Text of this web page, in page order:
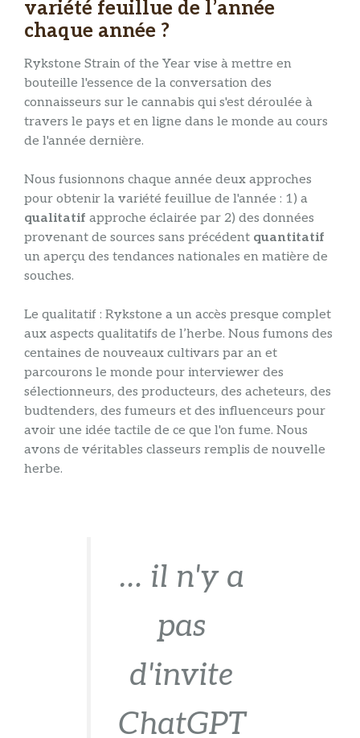
variété feuillue de l’année
chaque année ?
Rykstone Strain of the Year vise à mettre en
bouteille l'essence de la conversation des
connaisseurs sur le cannabis qui s'est déroulée à
travers le pays et en ligne dans le monde au cours
de l'année dernière.
Nous fusionnons chaque année deux approches
pour obtenir la variété feuillue de l'année : 1) a
qualitatif approche éclairée par 2) des données
provenant de sources sans précédent quantitatif
un aperçu des tendances nationales en matière de
souches.
Le qualitatif : Rykstone a un accès presque complet
aux aspects qualitatifs de l’herbe. Nous fumons des
centaines de nouveaux cultivars par an et
parcourons le monde pour interviewer des
sélectionneurs, des producteurs, des acheteurs, des
budtenders, des fumeurs et des influenceurs pour
avoir une idée tactile de ce que l'on fume. Nous
avons de véritables classeurs remplis de nouvelle
herbe.
… il n'y a
pas
d'invite
ChatGPT